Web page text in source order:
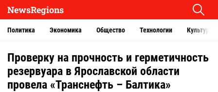
NewsRegions
Политика Экономика Общество Технологии Культура
Проверку на прочность и герметичность
резервуара в Ярославской области
провела «Транснефть – Балтика»